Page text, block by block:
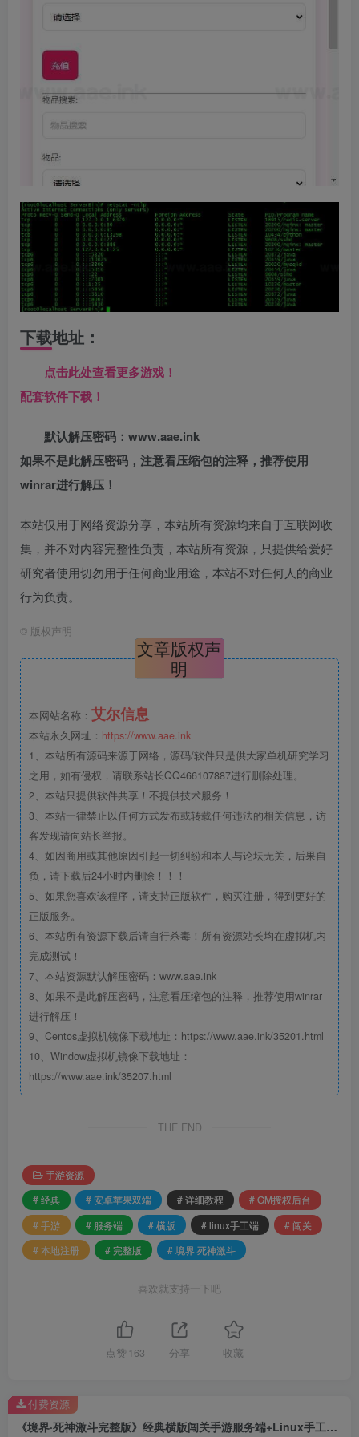
下载地址：
点击此处查看更多游戏！
配套软件下载！
默认解压密码：www.aae.ink
如果不是此解压密码，注意看压缩包的注释，推荐使用
winrar进行解压！
本站仅用于网络资源分享，本站所有资源均来自于互联网收
集，并不对内容完整性负责，本站所有资源，只提供给爱好
研究者使用切勿用于任何商业用途，本站不对任何人的商业
行为负责。
© 版权声明
文章版权声
明
本网站名称： 艾尔信息
本站永久网址： https://www.aae.ink
1、本站所有源码来源于网络，源码/软件只是供大家单机研究学习
之用，如有侵权，请联系站长QQ466107887进行删除处理。
2、本站只提供软件共享！不提供技术服务！
3、本站一律禁止以任何方式发布或转载任何违法的相关信息，访
客发现请向站长举报。
4、如因商用或其他原因引起一切纠纷和本人与论坛无关，后果自
负，请下载后24小时内删除！！！
5、如果您喜欢该程序，请支持正版软件，购买注册，得到更好的
正版服务。
6、本站所有资源下载后请自行杀毒！所有资源站长均在虚拟机内
完成测试！
7、本站资源默认解压密码：www.aae.ink
8、如果不是此解压密码，注意看压缩包的注释，推荐使用winrar
进行解压！
9、Centos虚拟机镜像下载地址：https://www.aae.ink/35201.html
10、Window虚拟机镜像下载地址：
https://www.aae.ink/35207.html
THE END
手游资源
# 经典
# 安卓苹果双端 # 详细教程
# GM授权后台
# 手游
# 服务端 # 横版 # linux手工端
# 闯关
# 本地注册
# 完整版 # 境界·死神激斗
喜欢就支持一下吧
点赞 163 分享 收藏
《境界·死神激斗完整版》经典横版闯关手游服务端+Linux手工端+安卓苹果双端+本地注册+GM授权后台+详细教程
付费资源